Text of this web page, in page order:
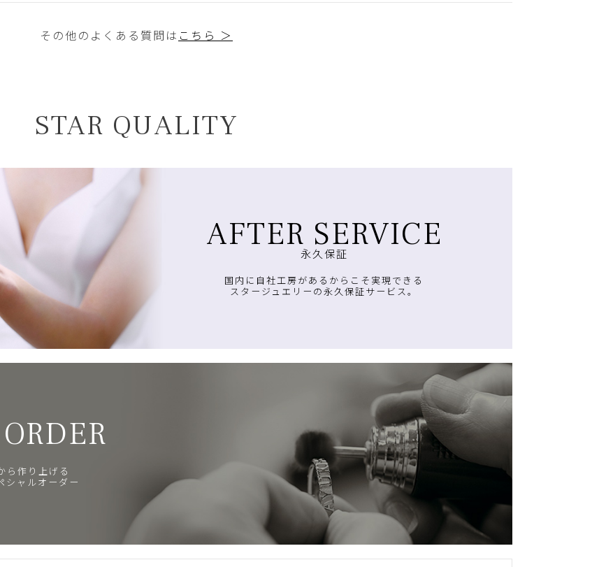
その他のよくある質問は こちら ＞
STAR QUALITY
AFTER SERVICE
永久保証
国内に自社工房があるからこそ実現できる
スタージュエリーの永久保証サービス。
ら作り上げる
シャルオーダー